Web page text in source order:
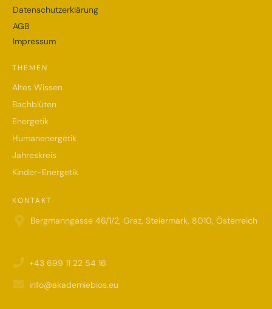
Datenschutzerklärung
AGB
Impressum
THEMEN
Altes Wissen
Bachblüten
Energetik
Humanenergetik
Jahreskreis
Kinder-Energetik
KONTAKT
Bergmanngasse 46/1/2, Graz, Steiermark, 8010, Österreich
+43 699 11 22 54 16
info@akademiebios.eu